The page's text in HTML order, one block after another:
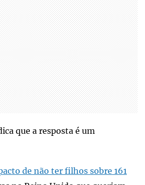
que a resposta é um
de não ter filhos sobre 161